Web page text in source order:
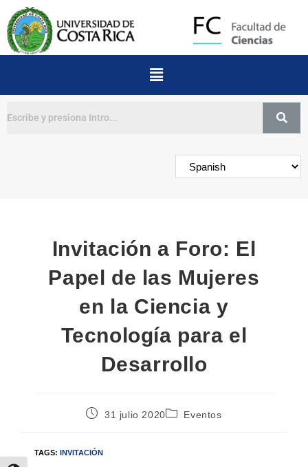
Invitación a Foro: El
Papel de las Mujeres
en la Ciencia y
Tecnología para el
Desarrollo
31 julio 2020 Eventos
TAGS: INVITACIÓN